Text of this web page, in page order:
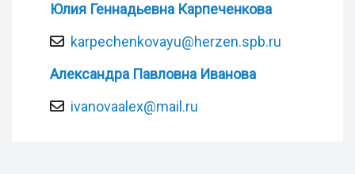
Юлия Геннадьевна Карпеченкова
karpechenkovayu@herzen.spb.ru
Александра Павловна Иванова
ivanovaalex@mail.ru